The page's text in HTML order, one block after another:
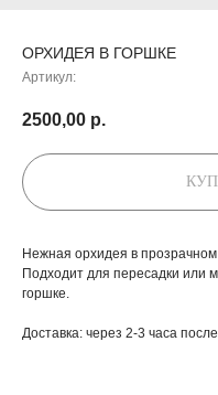
ОРХИДЕЯ В ГОРШКЕ
Артикул:
2500,00 р.
Нежная орхидея в прозрачном
Подходит для пересадки или
горшке.
Доставка: через 2-3 часа
ДОБАВЬТЕ